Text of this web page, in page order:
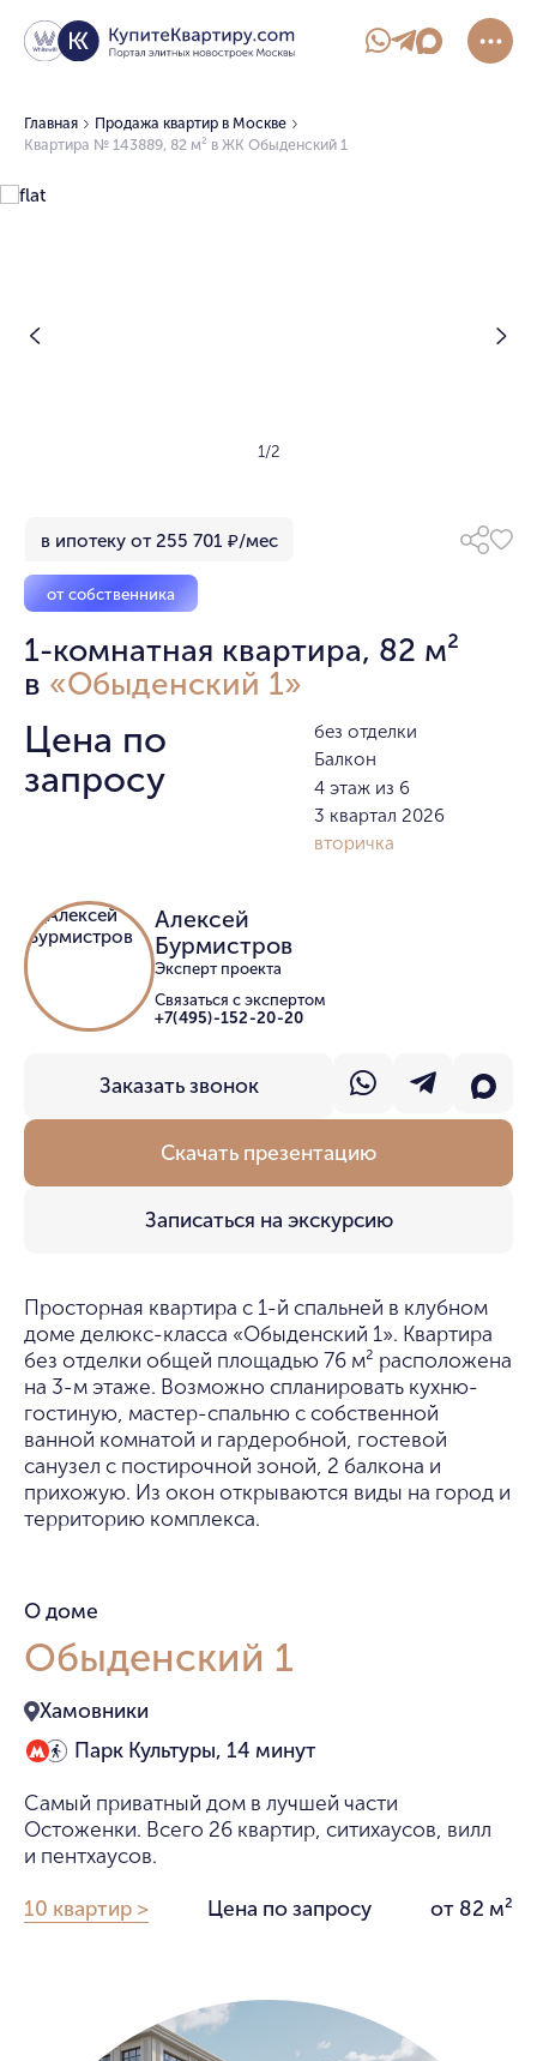
Главная
Продажа квартир в Москве
Квартира № 143889, 82 м² в ЖК Обыденский 1
1-комнатная квартира, 82 м²
в «Обыденский 1»
в ипотеку от 255 701 ₽/мес
от собственника
1/2
Цена по
запросу
без отделки
Балкон
4 этаж из 6
3 квартал 2026
вторичка
Алексей
Бурмистров
Эксперт проекта
Связаться с экспертом
+7(495)-152-20-20
Заказать звонок
Записаться на экскурсию
Скачать презентацию
Просторная квартира с 1-й спальней в клубном
доме делюкс-класса «Обыденский 1». Квартира
без отделки общей площадью 76 м² расположена
на 3-м этаже. Возможно спланировать кухню-
гостиную, мастер-спальню с собственной
ванной комнатой и гардеробной, гостевой
санузел с постирочной зоной, 2 балкона и
прихожую. Из окон открываются виды на город и
территорию комплекса.
О доме
Обыденский 1
Хамовники
Парк Культуры, 14 минут
Самый приватный дом в лучшей части
Остоженки. Всего 26 квартир, ситихаусов, вилл
и пентхаусов.
10 квартир > Цена по запросу от 82 м²